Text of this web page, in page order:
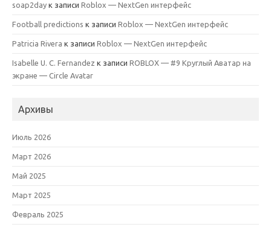
soap2day к записи Roblox — NextGen интерфейс
Football predictions к записи Roblox — NextGen интерфейс
Patricia Rivera к записи Roblox — NextGen интерфейс
Isabelle U. C. Fernandez к записи ROBLOX — #9 Круглый Аватар на
экране — Circle Avatar
Архивы
Июль 2026
Март 2026
Май 2025
Март 2025
Февраль 2025